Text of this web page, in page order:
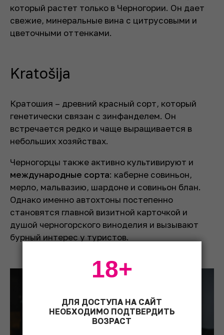
который растет только в Черногории. Он дает
свежие, минеральные вина с цитрусовыми и
цветочными оттенками.
Kratošija
Кратошия – древний красный сорт, который
генетически связан с зинфанделем. Он
встречается редко и чаще выращивается в
небольших хозяйствах.
Черногорцы также активно культивируют и
международные сорта: каберне совиньон,
мерло, мальвазию, шардоне и совиньон блан.
Однако именно автохтоны постепенно
становятся главной визитной карточкой и
душой черногорского виноделия и вызывают
бурный интерес у туристов.
ДЛЯ ДОСТУПА НА САЙТ
НЕОБХОДИМО ПОДТВЕРДИТЬ
ВОЗРАСТ
18+